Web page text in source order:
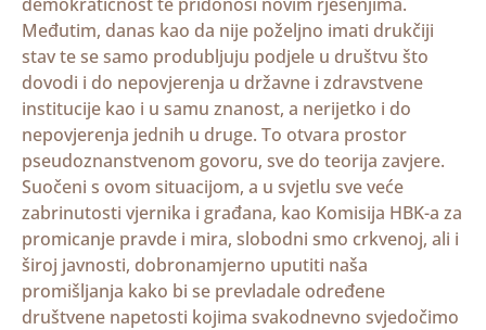
Međutim, danas kao da nije poželjno imati drukčiji
stav te se samo produbljuju podjele u društvu što
dovodi i do nepovjerenja u državne i zdravstvene
institucije kao i u samu znanost, a nerijetko i do
nepovjerenja jednih u druge. To otvara prostor
pseudoznanstvenom govoru, sve do teorija zavjere.
Suočeni s ovom situacijom, a u svjetlu sve veće
zabrinutosti vjernika i građana, kao Komisija HBK-a za
promicanje pravde i mira, slobodni smo crkvenoj, ali i
široj javnosti, dobronamjerno uputiti naša
promišljanja kako bi se prevladale određene
društvene napetosti kojima svakodnevno svjedočimo